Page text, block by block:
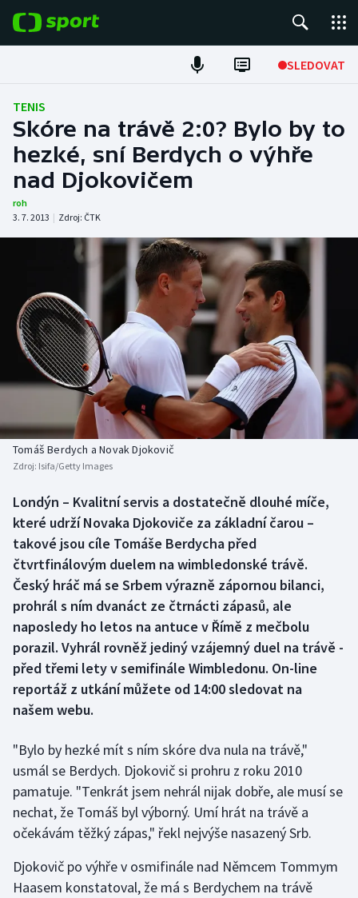
SLEDOVAT
Fotbal
Hokej
Tenis
Atletika
Cyklistika
DALŠÍ SPORTY
Americký fotbal
Baseball a softbal
Basketbal
Biatlon
Box
Curling
Dostihy
Florbal
Futsal
Golf
Gymnastika
Házená
Jezdectví
Judo
NEPŘEHLÉDNĚTE
Soutěže
Historické návraty
Aplikace ČT sport
TENIS
Skóre na trávě 2:0? Bylo by to
hezké, sní Berdych o výhře
nad Djokovičem
roh
3. 7. 2013 | Zdroj: ČTK
Tomáš Berdych a Novak Djokovič
Zdroj: Isifa/Getty Images
Londýn – Kvalitní servis a dostatečně dlouhé míče,
které udrží Novaka Djokoviče za základní čarou –
takové jsou cíle Tomáše Berdycha před
čtvrtfinálovým duelem na wimbledonské trávě.
Český hráč má se Srbem výrazně zápornou bilanci,
prohrál s ním dvanáct ze čtrnácti zápasů, ale
naposledy ho letos na antuce v Římě z mečbolu
porazil. Vyhrál rovněž jediný vzájemný duel na trávě -
před třemi lety v semifinále Wimbledonu. On-line
reportáž z utkání můžete od 14:00 sledovat na
našem webu.
"Bylo by hezké mít s ním skóre dva nula na trávě,"
usmál se Berdych. Djokovič si prohru z roku 2010
pamatuje. "Tenkrát jsem nehrál nijak dobře, ale musí se
nechat, že Tomáš byl výborný. Umí hrát na trávě a
očekávám těžký zápas," řekl nejvýše nasazený Srb.
Djokovič po výhře v osmifinále nad Němcem Tommym
Haasem konstatoval, že má s Berdychem na trávě